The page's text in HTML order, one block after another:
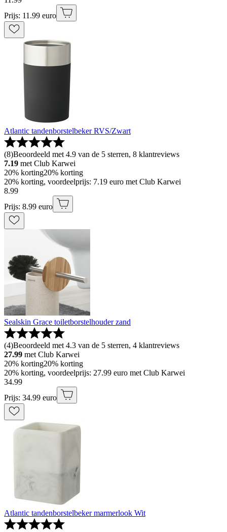
Prijs: 11.99 euro
Atlantic tandenborstelbeker RVS/Zwart
(8)Beoordeeld met 4.9 van de 5 sterren, 8 klantreviews
7.19 met Club Karwei
20% korting20% korting
20% korting, voordeelprijs: 7.19 euro met Club Karwei
8.99
Prijs: 8.99 euro
Sealskin Grace toiletborstelhouder zand
(4)Beoordeeld met 4.3 van de 5 sterren, 4 klantreviews
27.99 met Club Karwei
20% korting20% korting
20% korting, voordeelprijs: 27.99 euro met Club Karwei
34.99
Prijs: 34.99 euro
Atlantic tandenborstelbeker marmerlook Wit